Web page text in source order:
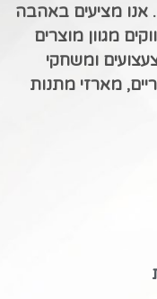
אנו מציעים באהבה
מגוון מוצרים
ומשחקי
מארזי מתנות